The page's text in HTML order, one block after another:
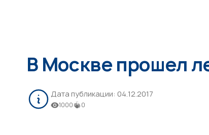
В Москве прошел
Дата публикации: 04.12.2017
1000 0